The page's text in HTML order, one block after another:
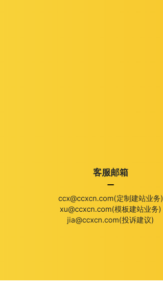
客服邮箱
ccx@ccxcn.com(定制建站业务)
xu@ccxcn.com(模板建站业务)
jia@ccxcn.com(投诉建议)